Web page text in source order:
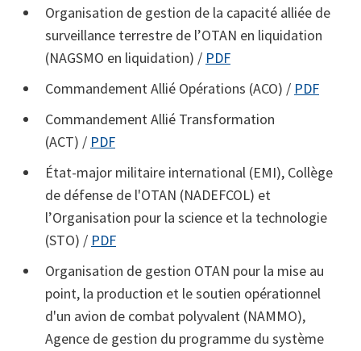
Organisation de gestion de la capacité alliée de
surveillance terrestre de l’OTAN en liquidation
(NAGSMO en liquidation) / PDF
Commandement Allié Opérations (ACO) / PDF
Commandement Allié Transformation
(ACT) / PDF
État-major militaire international (EMI), Collège
de défense de l'OTAN (NADEFCOL) et
l’Organisation pour la science et la technologie
(STO) / PDF
Organisation de gestion OTAN pour la mise au
point, la production et le soutien opérationnel
d'un avion de combat polyvalent (NAMMO),
Agence de gestion du programme du système